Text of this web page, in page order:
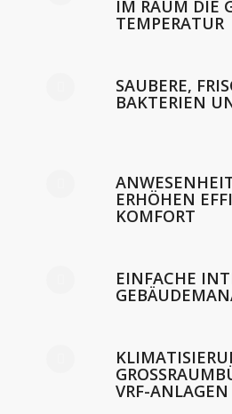
IM RAUM DIE
TEMPERATUR
SAUBERE,
BAKTERIEN
ERHÖHEN
KOMFORT
EINFACHE
RF-ANLAGEN